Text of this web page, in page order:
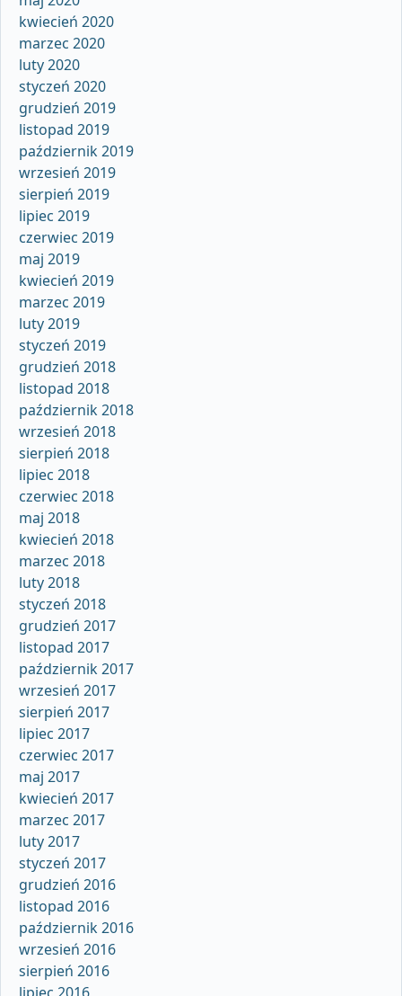
kwiecień 2020
marzec 2020
luty 2020
styczeń 2020
grudzień 2019
listopad 2019
październik 2019
wrzesień 2019
sierpień 2019
lipiec 2019
czerwiec 2019
maj 2019
kwiecień 2019
marzec 2019
luty 2019
styczeń 2019
grudzień 2018
listopad 2018
październik 2018
wrzesień 2018
sierpień 2018
lipiec 2018
czerwiec 2018
maj 2018
kwiecień 2018
marzec 2018
luty 2018
styczeń 2018
grudzień 2017
listopad 2017
październik 2017
wrzesień 2017
sierpień 2017
lipiec 2017
czerwiec 2017
maj 2017
kwiecień 2017
marzec 2017
luty 2017
styczeń 2017
grudzień 2016
listopad 2016
październik 2016
wrzesień 2016
sierpień 2016